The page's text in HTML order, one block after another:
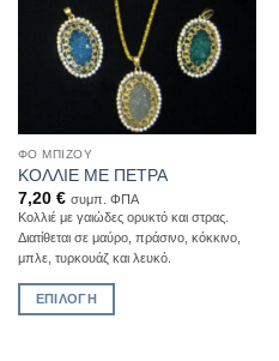
ΦΟ ΜΠΙΖΟΎ
ΚΟΛΛΙΕ ΜΕ ΠΕΤΡΑ
7,20 € συμπ. ΦΠΑ
Κολλιέ με γαιώδες ορυκτό και στρας.
Διατίθεται σε μαύρο, πράσινο, κόκκινο,
μπλε, τυρκουάζ και λευκό.
ΕΠΙΛΟΓΉ